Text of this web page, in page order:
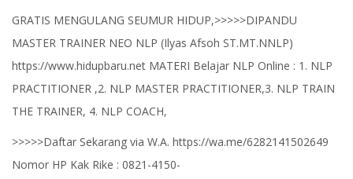
GRATIS MENGULANG SEUMUR HIDUP,>>>>>DIPANDU
MASTER TRAINER NEO NLP (Ilyas Afsoh ST.MT.NNLP)
https://www.hidupbaru.net MATERI Belajar NLP Online : 1. NLP
PRACTITIONER ,2. NLP MASTER PRACTITIONER,3. NLP TRAIN
THE TRAINER, 4. NLP COACH,
>>>>>Daftar Sekarang via W.A. https://wa.me/6282141502649
Nomor HP Kak Rike : 0821-4150-